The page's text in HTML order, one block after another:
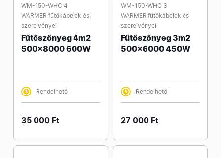
WM-150-WHC 4
WARMER fűtőkábelek és
szerelvényei
Fűtőszőnyeg 4m2
500x8000 600W
Rendelhető
35 000 Ft
WM-150-WHC 3
WARMER fűtőkábelek és
szerelvényei
Fűtőszőnyeg 3m2
500x6000 450W
Rendelhető
27 000 Ft